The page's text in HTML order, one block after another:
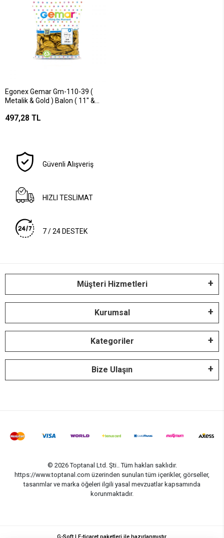
Egonex Gemar Gm-110-39 (
Metalik & Gold ) Balon ( 11'' &
497,28 TL
Güvenli Alışveriş
HIZLI TESLİMAT
7 / 24 DESTEK
Müşteri Hizmetleri
Kurumsal
Kategoriler
Bize Ulaşın
© 2026 Toptanal Ltd. Şti.. Tüm hakları saklıdır.
https://www.toptanal.com üzerinden sunulan tüm içerikler, görseller,
tasarımlar ve marka öğeleri ilgili yasal mevzuatlar kapsamında
korunmaktadır.